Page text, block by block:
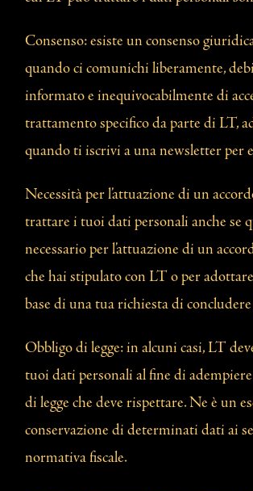
Consenso: esiste un consenso
quando ci comunichi liberamente,
informato e inequivocabilmente di
trattamento specifico da parte di LT,
quando ti iscrivi a una newsletter per
Necessità per l’attuazione di un
trattare i tuoi dati personali anche se
necessario per l’attuazione di un
che hai stipulato con LT o per
base di una tua richiesta di
Obbligo di legge: in alcuni casi, LT
tuoi dati personali al fine di
di legge che deve rispettare. Ne è un
conservazione di determinati dati ai
normativa fiscale.